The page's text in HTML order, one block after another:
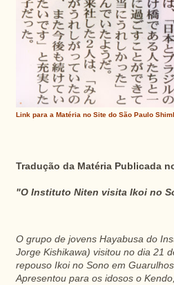
Link para a Matéria no Site do São Paulo
Tradução da Matéria Publicada
"O Instituto Niten visita Ikoi no
O grupo de jovens Hayabusa do
Jorge Kishikawa) visitou no dia 21
repouso Ikoi no Sono em Guarulhos.
Apresentou para os idosos o